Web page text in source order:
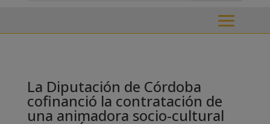
La Diputación de Córdoba
cofinanció la contratación de
una animadora socio-cultural